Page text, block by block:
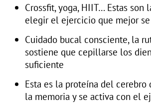
Crossfit, yoga, HIIT… Estas son
elegir el ejercicio que mejor
Cuidado bucal consciente, la
sostiene que cepillarse los
suficiente
Esta es la proteína del cerebro
la memoria y se activa con el